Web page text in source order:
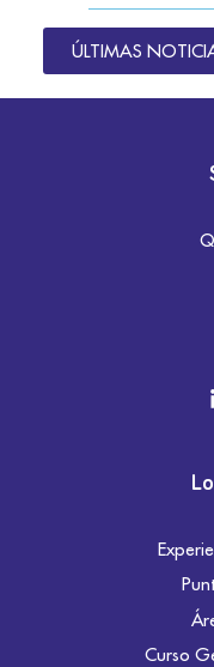
ÚLTIMAS
Curso